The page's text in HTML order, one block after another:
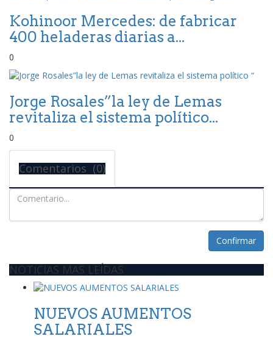
Kohinoor Mercedes: de fabricar
400 heladeras diarias a...
0
Jorge Rosales”la ley de Lemas
revitaliza el sistema político...
0
Comentarios (0)
Confirmar
NOTICIAS MAS LEÍDAS
NUEVOS AUMENTOS
SALARIALES